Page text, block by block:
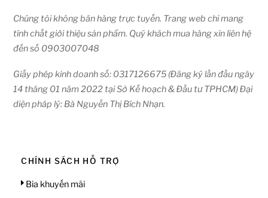
Chúng tôi không bán hàng trực tuyến. Trang web chỉ mang
tính chất giới thiệu sản phẩm. Quý khách mua hàng xin liên hệ
đến số 0903007048
Giấy phép kinh doanh số: 0317126675 (Đăng ký lần đầu ngày
14 tháng 01 năm 2022 tại Sở Kế hoạch & Đầu tư TPHCM) Đại
diện pháp lý: Bà Nguyễn Thị Bích Nhạn.
CHÍNH SÁCH HỖ TRỢ
Bia khuyến mãi